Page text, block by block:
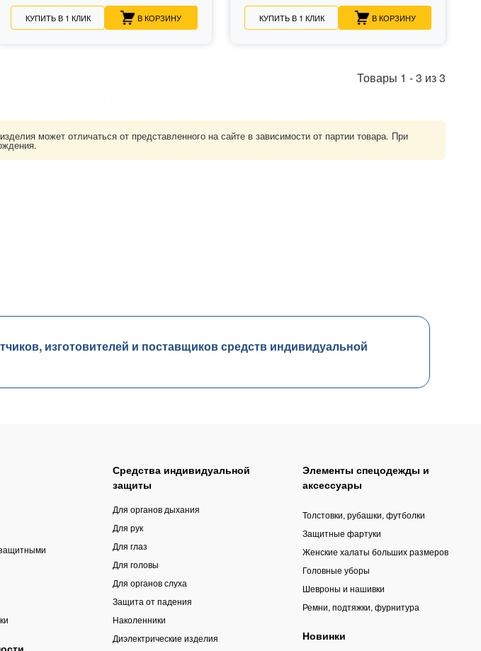
КУПИТЬ В 1 КЛИК В КОРЗИНУ КУПИТЬ В 1 КЛИК В КОРЗИНУ
Товары 1 -3 из3
может отличаться от представленного на сайте в зависимости от партии товара. При
изготовителей и поставщиков средств индивидуальной
Средства индивидуальной
защиты
Для органов дыхания
Для рук
Для глаз
Для головы
Для органов слуха
Защита от падения
Наколенники
Диэлектрические изделия
Элементы спецодежды и
аксессуары
Толстовки, рубашки, футболки
Защитные фартуки
Женские халаты больших размеров
Головные уборы
Шевроны и нашивки
Ремни, подтяжки, фурнитура
Новинки